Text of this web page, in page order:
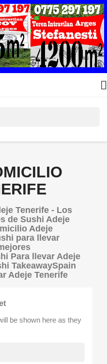

Tenerife - Los
de Sushi Adeje
Adeje
para llevar
Para llevar Adeje
TakeawaySpain
Adeje Tenerife
be shown here as they